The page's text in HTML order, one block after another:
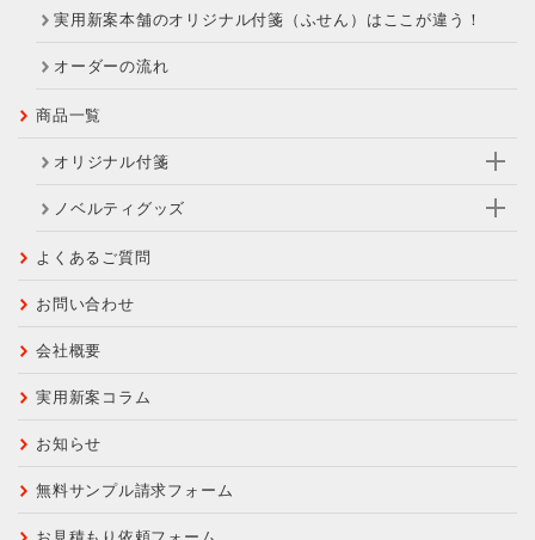
実用新案本舗のオリジナル付箋（ふせん）はここが違う！
オーダーの流れ
商品一覧
オリジナル付箋
ノベルティグッズ
よくあるご質問
お問い合わせ
会社概要
実用新案コラム
お知らせ
無料サンプル請求フォーム
お見積もり 依頼フォーム